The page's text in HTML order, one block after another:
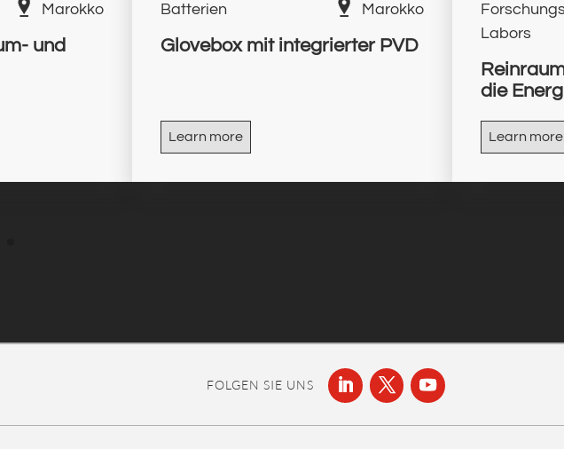
Marokko
und
Batterien Marokko
Glovebox mit integrierter PVD
Learn more
Labors
die
Learn more
FOLGEN SIE UNS